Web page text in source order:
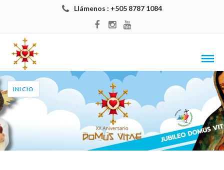
Llámenos : +505 8787 1084
INICIO